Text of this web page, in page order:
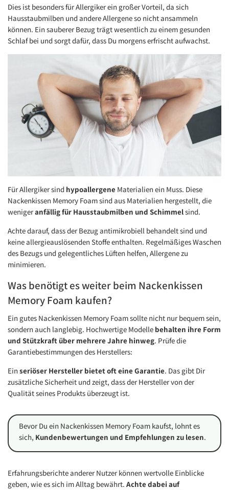
Dies ist besonders für Allergiker ein großer Vorteil, da sich
Hausstaubmilben und andere Allergene so nicht ansammeln
können. Ein sauberer Bezug trägt wesentlich zu einem gesunden
Schlaf bei und sorgt dafür, dass Du morgens erfrischt aufwachst.
Für Allergiker sind hypoallergene Materialien ein Muss. Diese
Nackenkissen Memory Foam sind aus Materialien hergestellt, die
wenigeranfällig für Hausstaubmilben und Schimmelsind.
Achte darauf, dass der Bezug antimikrobiell behandelt sind und
keine allergieauslösenden Stoffe enthalten. Regelmäßiges Waschen
des Bezugs und gelegentliches Lüften helfen, Allergene zu
minimieren.
Was benötigt es weiter beim Nackenkissen
Memory Foam kaufen?
Ein gutes Nackenkissen Memory Foam sollte nicht nur bequem sein,
sondern auch langlebig. Hochwertige Modelle behalten ihre Form
und Stützkraft über mehrere Jahre hinweg. Prüfe die
Garantiebestimmungen des Herstellers:
Ein seriöser Hersteller bietet oft eine Garantie. Das gibt Dir
zusätzliche Sicherheit und zeigt, dass der Hersteller von der
Qualität seines Produkts überzeugt ist.
Bevor Du ein Nackenkissen Memory Foam kaufst, lohnt es
sich, Kundenbewertungen und Empfehlungen zu lesen.
Erfahrungsberichte anderer Nutzer können wertvolle Einblicke
geben, wie es sich im Alltag bewährt. Achte dabei auf